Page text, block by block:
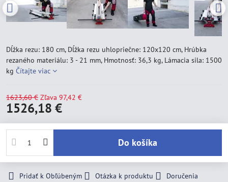
Dĺžka rezu: 180 cm, Dĺžka rezu uhlopriečne: 120x120 cm, Hrúbka
rezaného materiálu: 3 - 21 mm, Hmotnosť: 36,3 kg, Lámacia sila: 1500
kg Čítajte viac
1623,60 € Zľava 97,42 €
1526,18 €
Do košíka
Pridať k Obľúbeným Otázka k produktu
Doručenia